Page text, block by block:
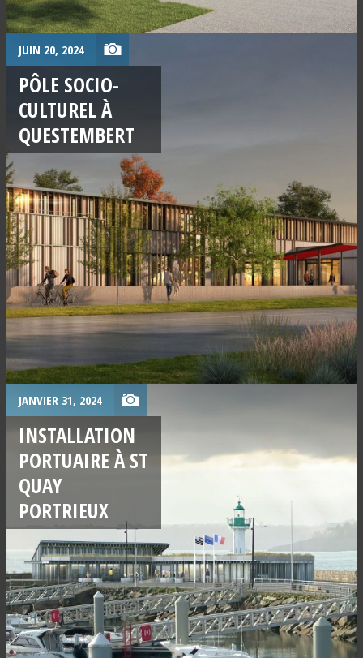
JUIN 20, 2024
PÔLE SOCIO-
CULTUREL À
QUESTEMBERT
JANVIER 31, 2024
INSTALLATION
PORTUAIRE À ST
QUAY
PORTRIEUX